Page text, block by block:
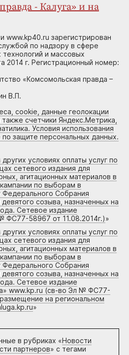
- Калуга» и на
www.kp40.ru зарегистрирован
по надзору в сфере
и массовых
2014 г. Регистрационный номер:
«Комсомольская правда –
В.П.
cookie, данные геолокации
счетчики Яндекс.Метрика,
Условия использования
защите персональных данных.
условиях оплаты услуг по
сетевого издания для
агитационных материалов в
по выборам в
Собрания
созыва, назначенных на
Сетевое издание
ФС77-58967 от 11.08.2014г.)»
условиях оплаты услуг по
сетевого издания для
агитационных материалов в
по выборам в
Собрания
созыва, назначенных на
Сетевое издание
www.kp.ru (св-во Эл № ФС77-
на региональном
»
в рубриках «Новости
партнеров» с тегами